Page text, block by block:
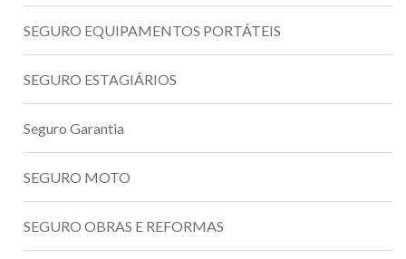
SEGURO EQUIPAMENTOS PORTÁTEIS
SEGURO ESTAGIÁRIOS
Seguro Garantia
SEGURO MOTO
SEGURO OBRAS E REFORMAS